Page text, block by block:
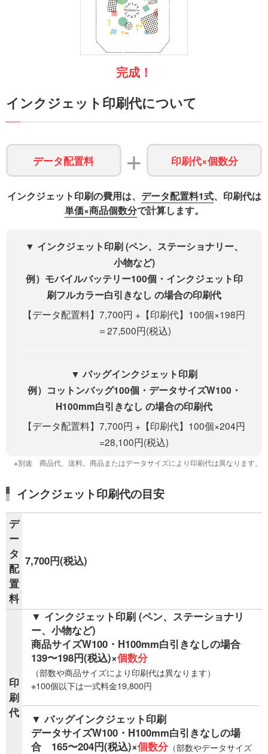
完成！
インクジェット印刷代について
データ配置料 + 印刷代×個数分
インクジェット印刷の費用は、 データ配置料1式、印刷代は
単価×商品個数分で計算します。
▼ インクジェット印刷 (ペン、ステーショナリー、
小物など)
例）モバイルバッテリー100個・インクジェット印
刷フルカラー白引きなし の場合の印刷代
【データ配置料】7,700円 +【印刷代】100個×198円
＝27,500円(税込)
▼ バッグインクジェット印刷
例）コットンバッグ100個・データサイズW100・
H100mm白引きなし の場合の印刷代
【データ配置料】7,700円 +【印刷代】100個×204円
=28,100円(税込)
※別途 商品代、送料。商品またはデータサイズにより印刷代は異なります。
インクジェット印刷代の目安
デ
ー
タ
配
置
料
7,700円(税込)
印
刷
代
▼ インクジェット印刷 (ペン、ステーショナリ
ー、小物など)
商品サイズW100・H100mm白引きなしの場合
139〜198円(税込)×個数分
（部数や商品サイズにより印刷代は異なります）
※100個以下は一式料金19,800円
▼ バッグインクジェット印刷
データサイズW100・H100mm白引きなしの場
合 165〜204円(税込)×個数分 （部数やデータサイズ